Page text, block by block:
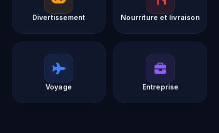
Divertissement Nourriture et livraison
Voyage Entreprise